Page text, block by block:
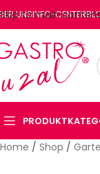
Skip to main
UNSINFO-CENTER
Home / Shop /